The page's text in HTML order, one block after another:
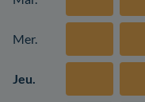
Mer.
Jeu.